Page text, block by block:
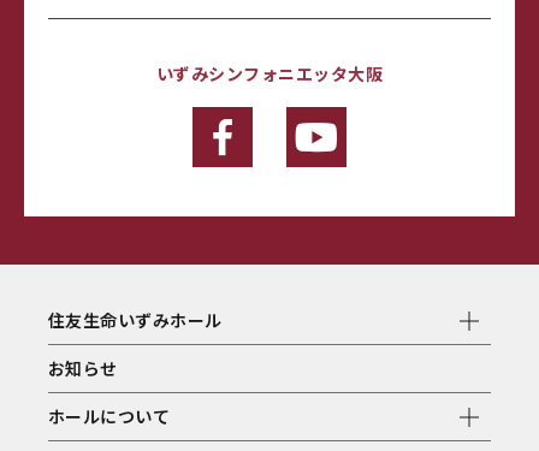
いずみシンフォニエッタ大阪
住友生命いずみホール
お知らせ
ホールについて